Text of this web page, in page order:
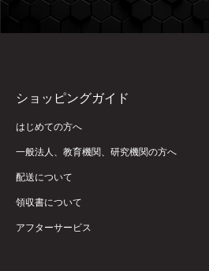
ショッピングガイド
はじめての方へ
一般法人、教育機関、研究機関の方へ
配送について
領収書について
アフターサービス